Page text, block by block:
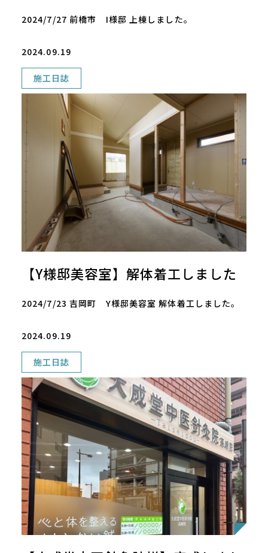
2024/7/27 前橋市 I様邸 上棟しました。
2024.09.19
施工日誌
【Y様邸美容室】解体着工しました
2024/7/23 吉岡町 Y様邸美容室 解体着工しました。
2024.09.19
施工日誌